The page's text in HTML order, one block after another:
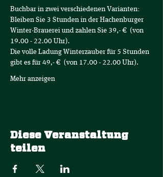
Buchbar in zwei verschiedenen Varianten:
Bleiben Sie 3 Stunden in der Hachenburger
Winter-Brauerei und zahlen Sie 39,- €  (von
19.00 - 22.00 Uhr).
Die volle Ladung Winterzauber für 5 Stunden
gibt es für 49,- €  (von 17.00 - 22.00 Uhr).
Mehr anzeigen
Diese Veranstaltung
teilen